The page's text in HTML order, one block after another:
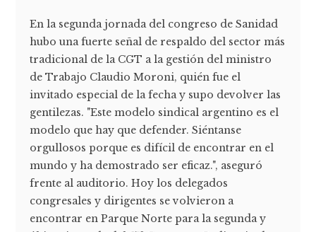
En la segunda jornada del congreso de Sanidad
hubo una fuerte señal de respaldo del sector más
tradicional de la CGT a la gestión del ministro
de Trabajo Claudio Moroni, quién fue el
invitado especial de la fecha y supo devolver las
gentilezas. "Este modelo sindical argentino es el
modelo que hay que defender. Siéntanse
orgullosos porque es difícil de encontrar en el
mundo y ha demostrado ser eficaz.", aseguró
frente al auditorio. Hoy los delegados
congresales y dirigentes se volvieron a
encontrar en Parque Norte para la segunda y